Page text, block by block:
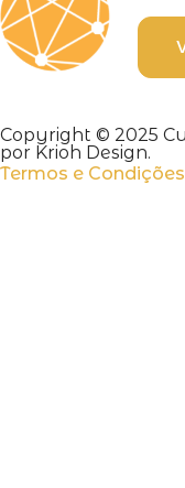
Copyright © 2025
por Krioh Design.
Termos e Condições